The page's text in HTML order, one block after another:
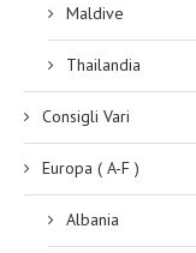
Maldive
Thailandia
Consigli Vari
Europa ( A-F )
Albania